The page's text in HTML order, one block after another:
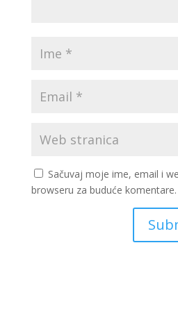
Sačuvaj moje ime, email i
browseru za buduće komentare.